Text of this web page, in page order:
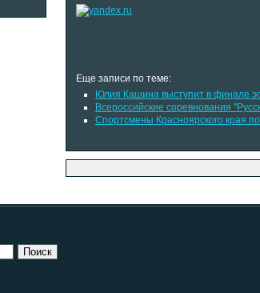
Еще записи по теме:
Юлия Кашина выступит в финале
Всероссийские соревнования
Спортсмены Красноярского края
Поиск